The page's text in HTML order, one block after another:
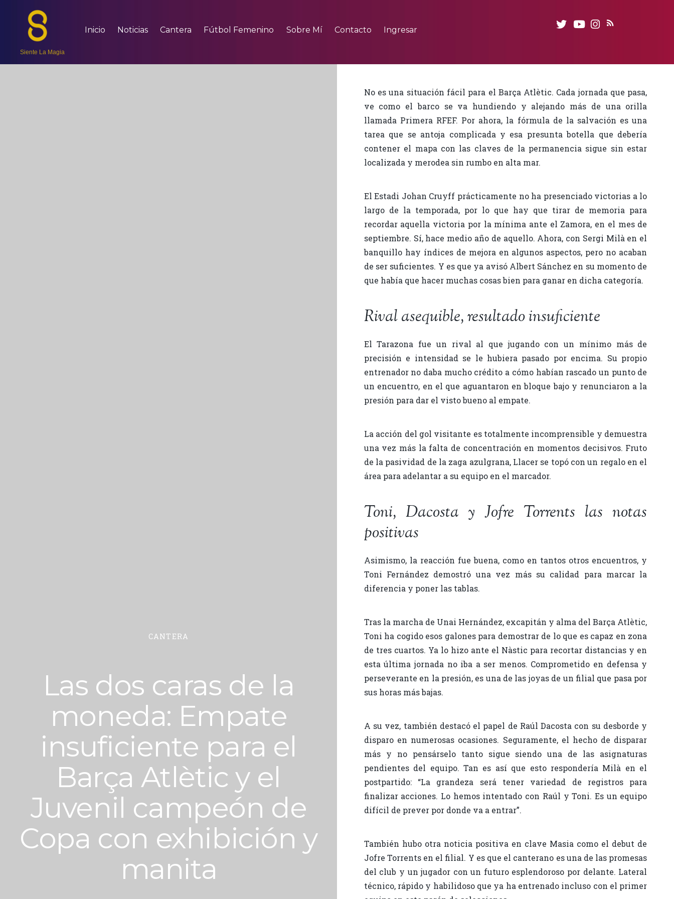
Siente La Magia
Inicio Noticias Cantera Fútbol Femenino Sobre Mí Contacto Ingresar
CANTERA
Las dos caras de la
moneda: Empate
insuficiente para el
Barça Atlètic y el
Juvenil campeón de
Copa con exhibición y
manita
No es una situación fácil para el Barça Atlètic. Cada jornada que pasa,
ve como el barco se va hundiendo y alejando más de una orilla
llamada Primera RFEF. Por ahora, la fórmula de la salvación es una
tarea que se antoja complicada y esa presunta botella que debería
contener el mapa con las claves de la permanencia sigue sin estar
localizada y merodea sin rumbo en alta mar.
El Estadi Johan Cruyff prácticamente no ha presenciado victorias a lo
largo de la temporada, por lo que hay que tirar de memoria para
recordar aquella victoria por la mínima ante el Zamora, en el mes de
septiembre. Sí, hace medio año de aquello. Ahora, con Sergi Milà en el
banquillo hay índices de mejora en algunos aspectos, pero no acaban
de ser suficientes. Y es que ya avisó Albert Sánchez en su momento de
que había que hacer muchas cosas bien para ganar en dicha categoría.
Rival asequible, resultado insuficiente
El Tarazona fue un rival al que jugando con un mínimo más de
precisión e intensidad se le hubiera pasado por encima. Su propio
entrenador no daba mucho crédito a cómo habían rascado un punto de
un encuentro, en el que aguantaron en bloque bajo y renunciaron a la
presión para dar el visto bueno al empate.
La acción del gol visitante es totalmente incomprensible y demuestra
una vez más la falta de concentración en momentos decisivos. Fruto
de la pasividad de la zaga azulgrana, Llacer se topó con un regalo en el
área para adelantar a su equipo en el marcador.
Toni, Dacosta y Jofre Torrents las notas
positivas
Asimismo, la reacción fue buena, como en tantos otros encuentros, y
Toni Fernández demostró una vez más su calidad para marcar la
diferencia y poner las tablas.
Tras la marcha de Unai Hernández, excapitán y alma del Barça Atlètic,
Toni ha cogido esos galones para demostrar de lo que es capaz en zona
de tres cuartos. Ya lo hizo ante el Nàstic para recortar distancias y en
esta última jornada no iba a ser menos. Comprometido en defensa y
perseverante en la presión, es una de las joyas de un filial que pasa por
sus horas más bajas.
A su vez, también destacó el papel de Raúl Dacosta con su desborde y
disparo en numerosas ocasiones. Seguramente, el hecho de disparar
más y no pensárselo tanto sigue siendo una de las asignaturas
pendientes del equipo. Tan es así que esto respondería Milà en el
postpartido: “La grandeza será tener variedad de registros para
finalizar acciones. Lo hemos intentado con Raúl y Toni. Es un equipo
difícil de prever por donde va a entrar”.
También hubo otra noticia positiva en clave Masia como el debut de
Jofre Torrents en el filial. Y es que el canterano es una de las promesas
del club y un jugador con un futuro esplendoroso por delante. Lateral
técnico, rápido y habilidoso que ya ha entrenado incluso con el primer